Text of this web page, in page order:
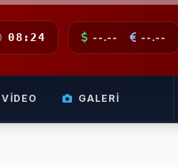
08:24 --.-- --.--
VIDEO GALERI